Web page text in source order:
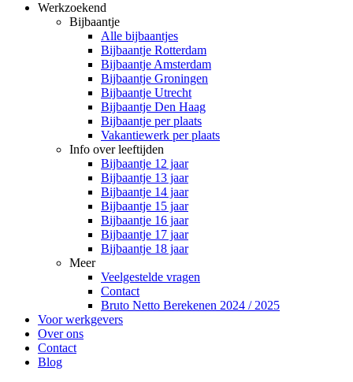
Werkzoekend
Bijbaantje
Alle bijbaantjes
Bijbaantje Rotterdam
Bijbaantje Amsterdam
Bijbaantje Groningen
Bijbaantje Utrecht
Bijbaantje Den Haag
Bijbaantje per plaats
Vakantiewerk per plaats
Info over leeftijden
Bijbaantje 12 jaar
Bijbaantje 13 jaar
Bijbaantje 14 jaar
Bijbaantje 15 jaar
Bijbaantje 16 jaar
Bijbaantje 17 jaar
Bijbaantje 18 jaar
Meer
Veelgestelde vragen
Contact
Bruto Netto Berekenen 2024 / 2025
Voor werkgevers
Over ons
Contact
Blog